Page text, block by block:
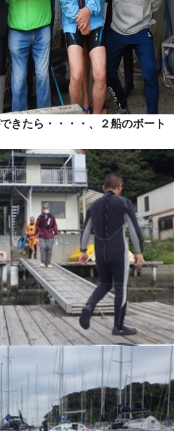
きたら・・・・、２船のボート